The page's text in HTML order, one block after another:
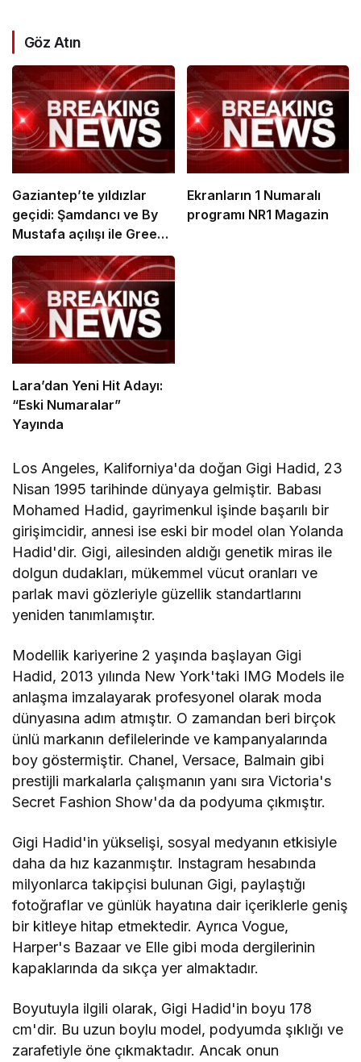
Göz Atın
Gaziantep’te yıldızlar
geçidi: Şamdancı ve By
Mustafa açılışı ile Green
Park’ta görkemli gala
Ekranların 1 Numaralı
programı NR1 Magazin
Lara’dan Yeni Hit Adayı:
“Eski Numaralar”
Yayında
Los Angeles, Kaliforniya'da doğan Gigi Hadid, 23
Nisan 1995 tarihinde dünyaya gelmiştir. Babası
Mohamed Hadid, gayrimenkul işinde başarılı bir
girişimcidir, annesi ise eski bir model olan Yolanda
Hadid'dir. Gigi, ailesinden aldığı genetik miras ile
dolgun dudakları, mükemmel vücut oranları ve
parlak mavi gözleriyle güzellik standartlarını
yeniden tanımlamıştır.
Modellik kariyerine 2 yaşında başlayan Gigi
Hadid, 2013 yılında New York'taki IMG Models ile
anlaşma imzalayarak profesyonel olarak moda
dünyasına adım atmıştır. O zamandan beri birçok
ünlü markanın defilelerinde ve kampanyalarında
boy göstermiştir. Chanel, Versace, Balmain gibi
prestijli markalarla çalışmanın yanı sıra Victoria's
Secret Fashion Show'da da podyuma çıkmıştır.
Gigi Hadid'in yükselişi, sosyal medyanın etkisiyle
daha da hız kazanmıştır. Instagram hesabında
milyonlarca takipçisi bulunan Gigi, paylaştığı
fotoğraflar ve günlük hayatına dair içeriklerle geniş
bir kitleye hitap etmektedir. Ayrıca Vogue,
Harper's Bazaar ve Elle gibi moda dergilerinin
kapaklarında da sıkça yer almaktadır.
Boyutuyla ilgili olarak, Gigi Hadid'in boyu 178
cm'dir. Bu uzun boylu model, podyumda şıklığı ve
zarafetiyle öne çıkmaktadır. Ancak onun